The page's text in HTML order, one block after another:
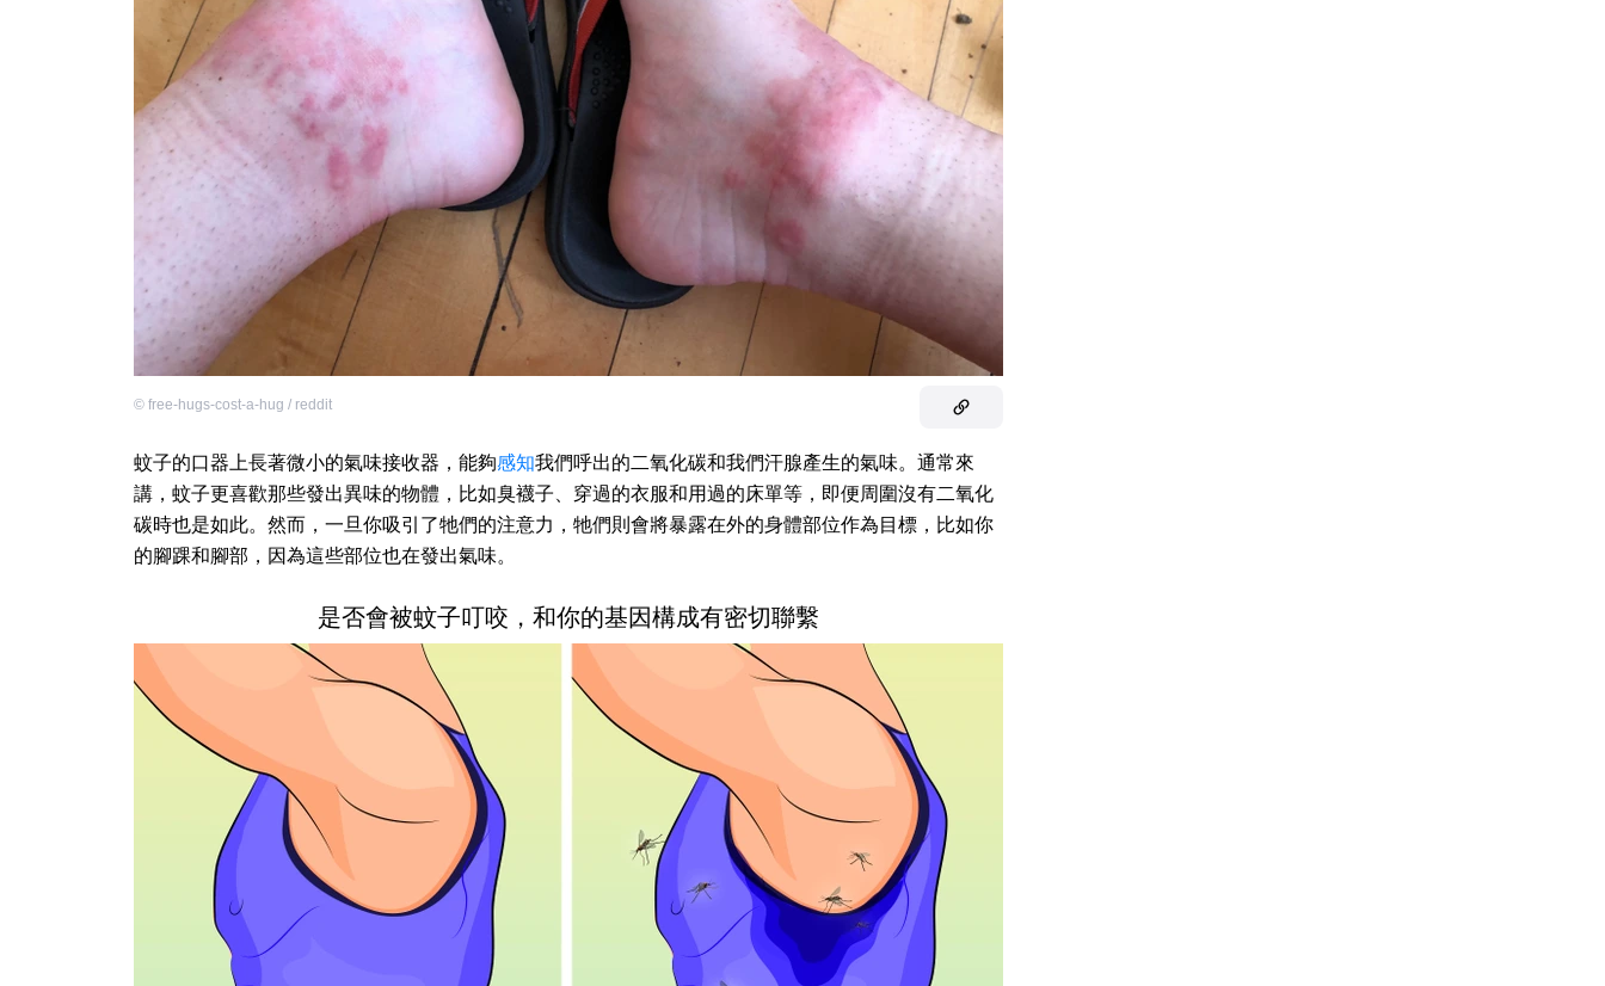
© free-hugs-cost-a-hug / reddit
蚊子的口器上長著微小的氣味接收器，能夠感知我們呼出的二氧化碳和我們汗腺產生的氣味。通常來
講，蚊子更喜歡那些發出異味的物體，比如臭襪子、穿過的衣服和用過的床單等，即便周圍沒有二氧化
碳時也是如此。然而，一旦你吸引了牠們的注意力，牠們則會將暴露在外的身體部位作為目標，比如你
的腳踝和腳部，因為這些部位也在發出氣味。
是否會被蚊子叮咬，和你的基因構成有密切聯繫